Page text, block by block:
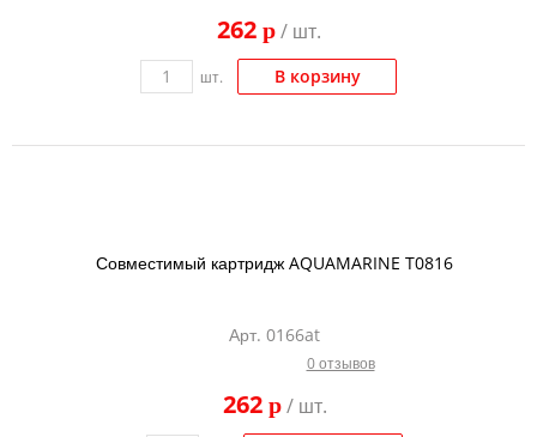
262 p/ шт.
шт. В корзину
Совместимый картридж AQUAMARINE T0816
Арт. 0166at
0 отзывов
262 p/ шт.